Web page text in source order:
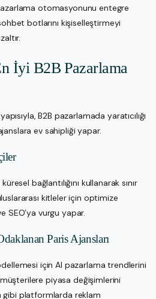
otomasyonunu entegre
botlarını kişiselleştirmeyi
İyi B2B Pazarlama
B2B pazarlamada yaratıcılığı
ev sahipliği yapar.
bağlantılığını kullanarak sınır
kitleler için optimize
SEO’ya vurgu yapar.
Paris Ajansları
için AI pazarlama trendlerini
piyasa değişimlerini
gibi platformlarda reklam